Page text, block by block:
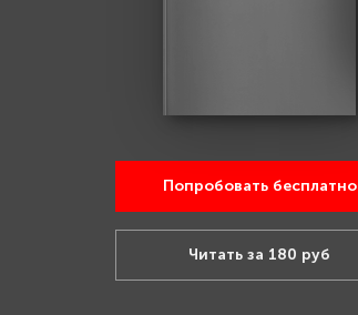
Попробовать бесплатно
Читать за 180 руб